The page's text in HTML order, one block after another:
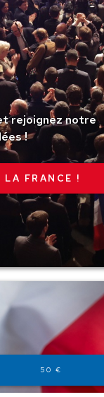
rejoignez notre
!
FRANCE !
50 €